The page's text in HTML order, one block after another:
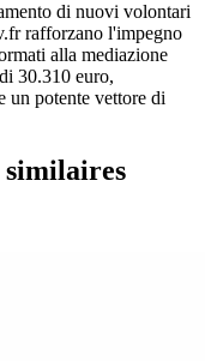
di nuovi volontari
rafforzano l'impegno
alla mediazione
30.310 euro,
un potente vettore di